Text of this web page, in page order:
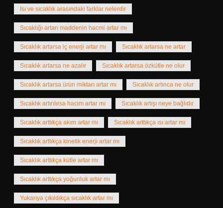
Isı ve sıcaklık arasındaki farklar nelerdir
Sıcaklığı artan maddenin hacmi artar mı
Sıcaklık artarsa iç enerji artar mı Sıcaklık artarsa ne artar
Sıcaklık artarsa ne azalır Sıcaklık artarsa özkütle ne olur
Sıcaklık artarsa ürün miktarı artar mı Sıcaklık artınca ne olur
Sıcaklık artırılırsa hacim artar mı Sıcaklık artışı neye bağlıdır
Sıcaklık arttıkça akım artar mı Sıcaklık arttıkça ısı artar mı
Sıcaklık arttıkça kinetik enerji artar mı
Sıcaklık arttıkça kütle artar mı
Sıcaklık arttıkça yoğunluk artar mı
Yukarıya çıkıldıkça sıcaklık artar mı